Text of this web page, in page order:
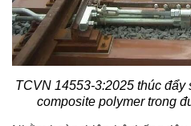
TCVN 14553-3:2025 thúc đẩy
composite polymer trong